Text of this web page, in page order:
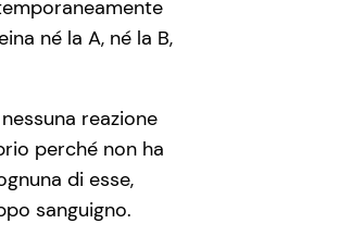
né la A, né la B,
reazione
perché non ha
di esse,
sanguigno.